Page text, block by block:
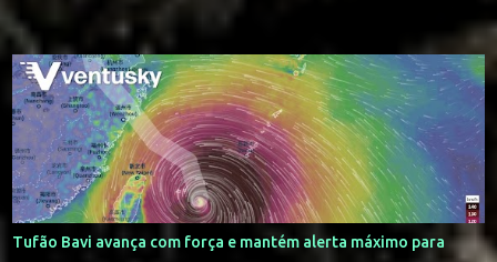
Tufão Bavi avança com força e mantém alerta máximo para